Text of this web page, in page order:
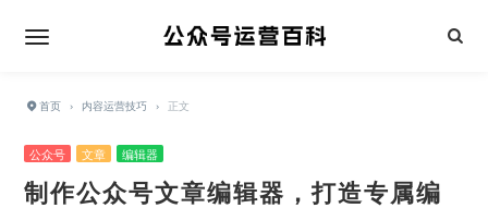
首页 › 内容运营技巧 › 正文
公众号 文章 编辑器
制作公众号文章编辑器，打造专属编